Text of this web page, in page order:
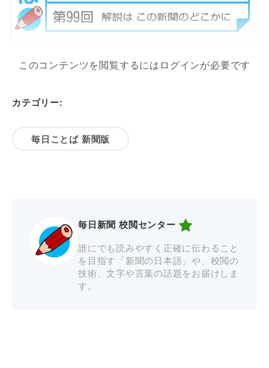
このコンテンツを閲覧するにはログインが必要です
カテゴリー:
毎日ことば 新聞版
毎日新聞 校閲センター
誰にでも読みやすく正確に伝わること
を目指す「新聞の日本語」や、校閲の
技術、文字や言葉の話題をお届けしま
す。